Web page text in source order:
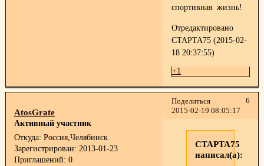
спортивная жизнь!
Отредактировано
СТАРТА75 (2015-02-
18 20:37:55)
+1
Поделиться
6
2015-02-19 08:05:17
AtosGrate
Активный участник
Откуда: Россия,Челябинск
Зарегистрирован: 2013-01-23
Приглашений: 0
СТАРТА75
написал(а):